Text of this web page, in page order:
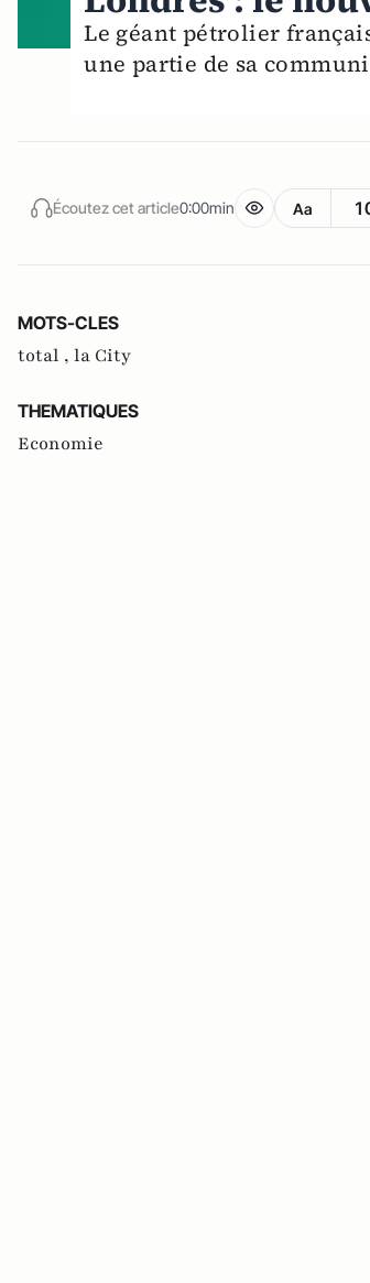
Le géant pétrolier
une partie de sa
Écoutez cet article0:00min Aa
MOTS-CLES
total , la City
THEMATIQUES
Economie